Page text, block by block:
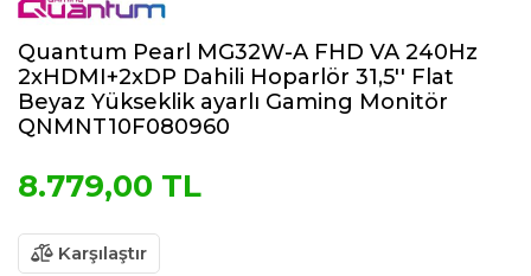
Quantum Pearl MG32W-A FHD VA 240Hz
2xHDMI+2xDP Dahili Hoparlör 31,5'' Flat
Beyaz Yükseklik ayarlı Gaming Monitör
QNMNT10F080960
8.779,00 TL
Karşılaştır